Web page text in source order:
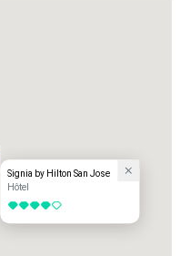
Signia by Hilton San Jose
Hôtel
4 sur 5